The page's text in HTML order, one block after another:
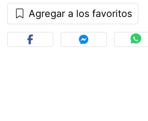
Agregar a los favoritos